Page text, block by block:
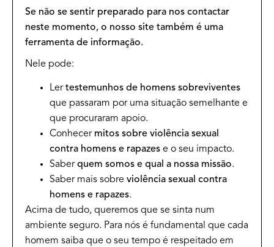
Se não se sentir preparado para nos contactar
neste momento, o nosso site também é uma
ferramenta de informação.
Nele pode:
Lertestemunhos de homens sobreviventes
que passaram por uma situação semelhante e
que procuraram apoio.
Conhecer mitos sobre violência sexual
contra homens e rapazes e o seu impacto.
Saberquem somos e qual a nossa missão.
Saber mais sobre violência sexual contra
homens e rapazes.
Acima de tudo, queremos que se sinta num
ambiente seguro. Para nós é fundamental que cada
homem saiba que o seu tempo é respeitado em